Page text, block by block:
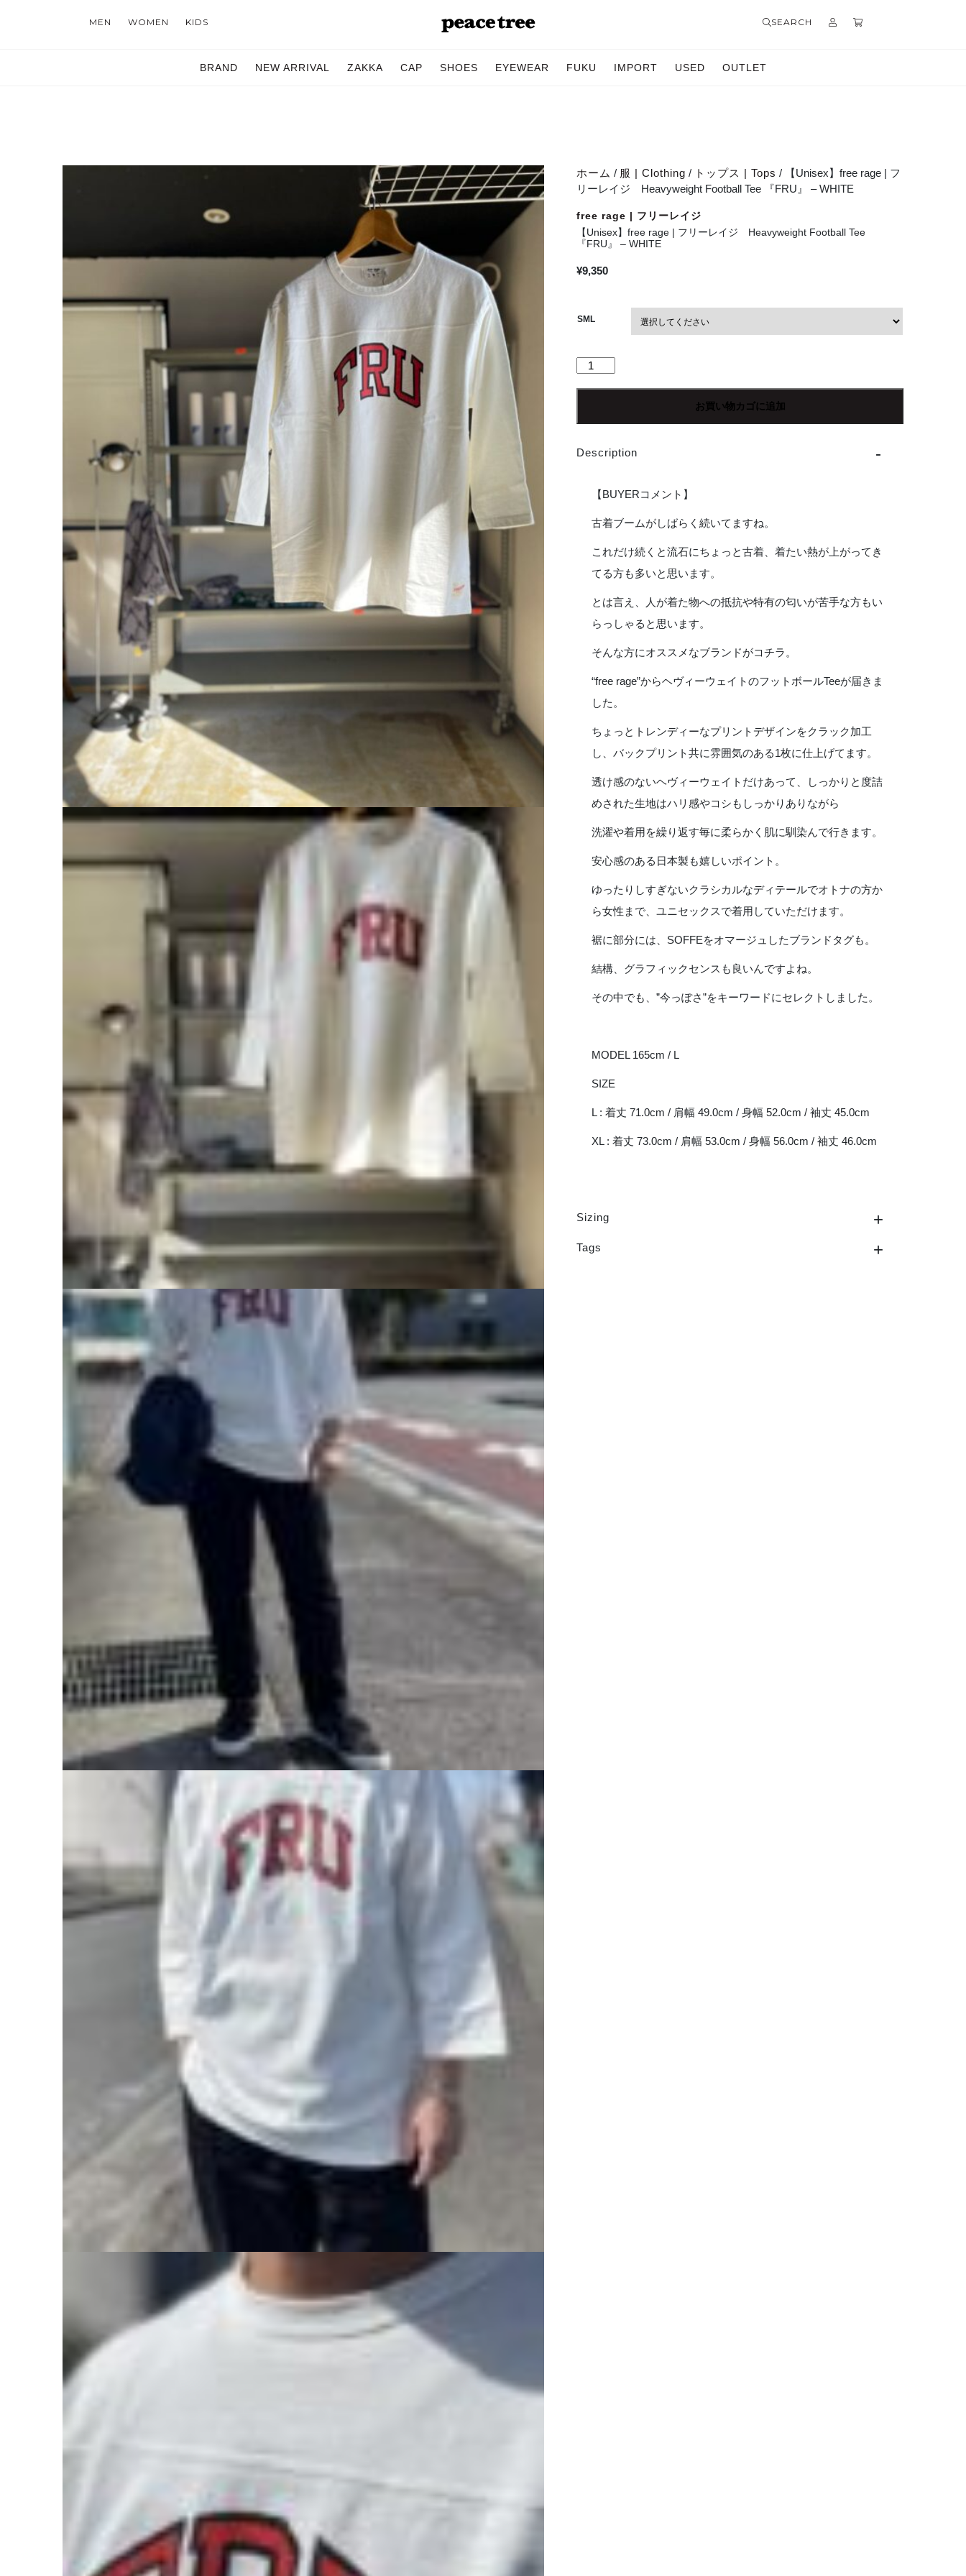
MEN WOMEN KIDS SEARCH
BRAND NEW ARRIVAL ZAKKA CAP SHOES EYEWEAR FUKU IMPORT USED OUTLET
ホーム / 服 | Clothing / トップス | Tops / 【Unisex】free rage | フ
リーレイジ Heavyweight Football Tee 『FRU』 – WHITE
free rage | フリーレイジ
【Unisex】free rage | フリーレイジ Heavyweight Football Tee
『FRU』 – WHITE
¥9,350
SML
【Unisex】
フ
ー
Heavyweight
『FRU』
WHITE
お買い物カゴに追加
Description
【BUYERコメント】
古着ブームがしばらく続いてますね。
これだけ続くと流石にちょっと古着、着たい熱が上がってき
てる方も多いと思います。
とは言え、人が着た物への抵抗や特有の匂いが苦手な方もい
らっしゃると思います。
そんな方にオススメなブランドがコチラ。
“free rage”からヘヴィーウェイトのフットボールTeeが届きま
した。
ちょっとトレンディーなプリントデザインをクラック加工
し、バックプリント共に雰囲気のある1枚に仕上げてます。
透け感のないヘヴィーウェイトだけあって、しっかりと度詰
めされた生地はハリ感やコシもしっかりありながら
洗濯や着用を繰り返す毎に柔らかく肌に馴染んで行きます。
安心感のある日本製も嬉しいポイント。
ゆったりしすぎないクラシカルなディテールでオトナの方か
ら女性まで、ユニセックスで着用していただけます。
裾に部分には、SOFFEをオマージュしたブランドタグも。
結構、グラフィックセンスも良いんですよね。
その中でも、”今っぽさ”をキーワードにセレクトしました。
MODEL 165cm / L
SIZE
L : 着丈 71.0cm / 肩幅 49.0cm / 身幅 52.0cm / 袖丈 45.0cm
XL : 着丈 73.0cm / 肩幅 53.0cm / 身幅 56.0cm / 袖丈 46.0cm
Sizing
Tags